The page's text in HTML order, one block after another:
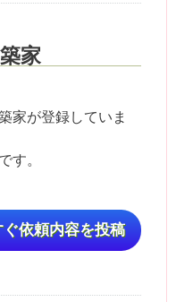
家
家が登録していま
す。
依頼内容を投稿